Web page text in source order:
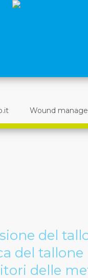
Wound
del
del tallone
delle